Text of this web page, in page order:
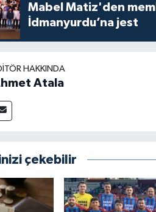
Mabel Matiz'den
İdmanyurdu’na jest
HAKKINDA
Atala
çekebilir